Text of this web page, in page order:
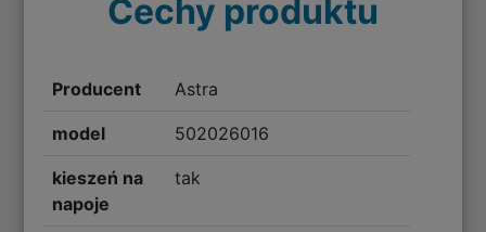
Cechy produktu
Producent Astra
model 502026016
kieszeń na
napoje
tak